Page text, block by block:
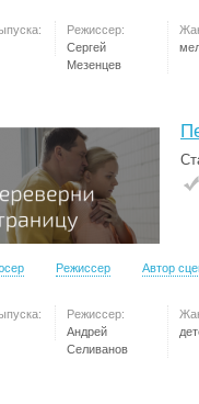
Режиссер:
Сергей
Мезенцев
Режиссер Автор
Режиссер:
Андрей
Селиванов